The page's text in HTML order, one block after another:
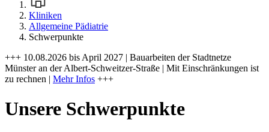
Kliniken
Allgemeine Pädiatrie
Schwerpunkte
+++ 10.08.2026 bis April 2027 | Bauarbeiten der Stadtnetze
Münster an der Albert-Schweitzer-Straße | Mit Einschränkungen ist
zu rechnen | Mehr Infos +++
Unsere Schwerpunkte